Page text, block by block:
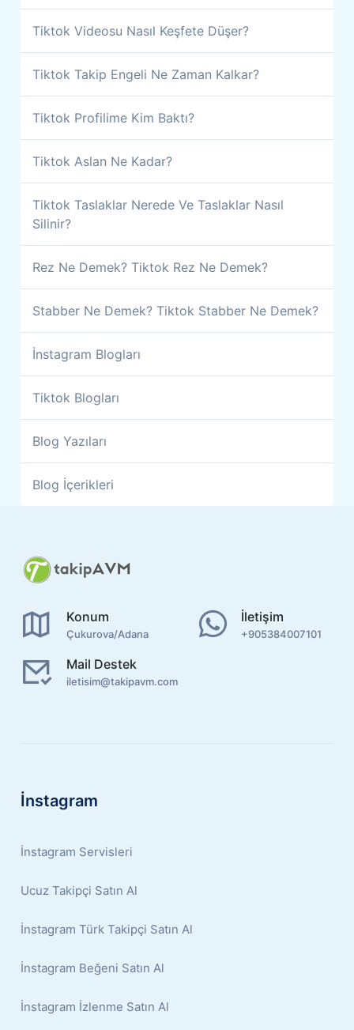
Tiktok Videosu Nasıl Keşfete Düşer?
Tiktok Takip Engeli Ne Zaman Kalkar?
Tiktok Profilime Kim Baktı?
Tiktok Aslan Ne Kadar?
Tiktok Taslaklar Nerede Ve Taslaklar Nasıl
Silinir?
Rez Ne Demek? Tiktok Rez Ne Demek?
Stabber Ne Demek? Tiktok Stabber Ne Demek?
İnstagram Blogları
Tiktok Blogları
Blog Yazıları
Blog İçerikleri
Konum
Çukurova/Adana
İletişim
+905384007101
Mail Destek
iletisim@takipavm.com
İnstagram
İnstagram Servisleri
Ucuz Takipçi Satın Al
İnstagram Türk Takipçi Satın Al
İnstagram Beğeni Satın Al
İnstagram İzlenme Satın Al